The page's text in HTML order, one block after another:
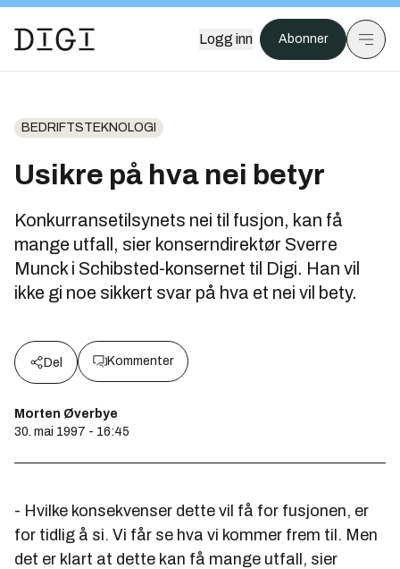
Logg inn Abonner
BEDRIFTSTEKNOLOGI
Usikre på hva nei betyr
Konkurransetilsynets nei til fusjon, kan få
mange utfall, sier konserndirektør Sverre
Munck i Schibsted-konsernet til Digi. Han vil
ikke gi noe sikkert svar på hva et nei vil bety.
Del Kommenter
Morten Øverbye
30. mai 1997 - 16:45
- Hvilke konsekvenser dette vil få for fusjonen, er
for tidlig å si. Vi får se hva vi kommer frem til. Men
det er klart at dette kan få mange utfall, sier